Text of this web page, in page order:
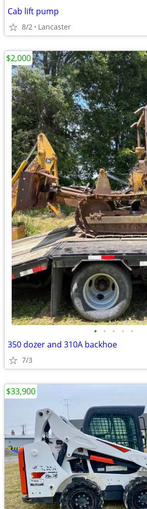
Cab lift pump
8/2 Lancaster
• • • • •
350 dozer and 310A backhoe
7/3
$2,000
$33,900